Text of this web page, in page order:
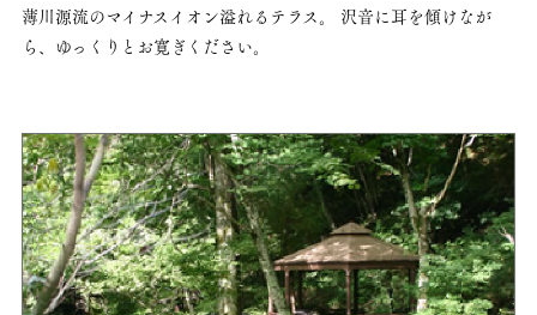
薄川源流のマイナスイオン溢れるテラス。 沢音に耳を傾けなが
ら、ゆっくりとお寛ぎください。